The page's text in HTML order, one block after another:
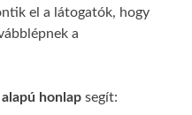
el a látogatók, hogy
a
honlap segít: